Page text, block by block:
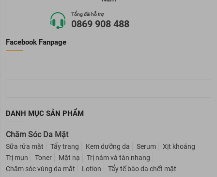
Tổng đài hỗ trợ
0869 908 488
Facebook Fanpage
DANH MỤC SẢN PHẨM
Chăm Sóc Da Mặt
Sữa rửa mặt Tẩy trang Kem dưỡng da Serum
Xịt khoáng
Trị mụn
Toner Mặt nạ
Trị nám và tàn nhang
Chăm sóc vùng da mắt
Lotion Tẩy tế bào da chết mặt